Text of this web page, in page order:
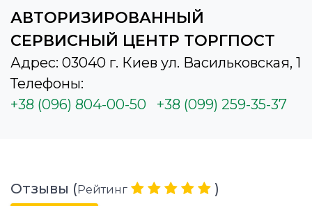
АВТОРИЗИРОВАННЫЙ
СЕРВИСНЫЙ ЦЕНТР ТОРГПОСТ
Адрес: 03040 г. Киев ул. Васильковская, 1
Телефоны:
+38 (096) 804-00-50
+38 (099) 259-35-37
Отзывы (Рейтинг )